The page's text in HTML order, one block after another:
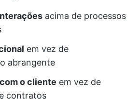
acima de processos
em vez de
abrangente
o cliente em vez de
contratos